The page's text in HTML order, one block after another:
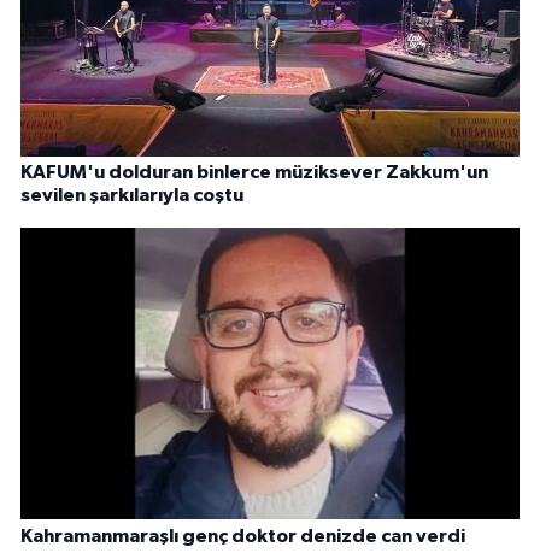
KAFUM'u dolduran binlerce müziksever Zakkum'un
sevilen şarkılarıyla coştu
Kahramanmaraşlı genç doktor denizde can verdi